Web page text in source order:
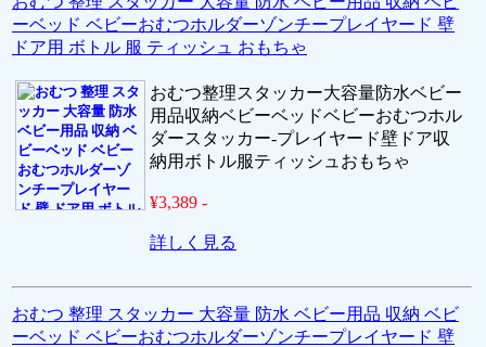
ーベッド ベビーおむつホルダーゾンチープレイヤード 壁
ドア用 ボトル 服 ティッシュ おもちゃ
おむつ整理スタッカー大容量防水ベビー
用品収納ベビーベッドベビーおむつホル
ダースタッカー-プレイヤード壁ドア収
納用ボトル服ティッシュおもちゃ
¥3,389 -
詳しく見る
おむつ 整理 スタッカー 大容量 防水 ベビー用品 収納 ベビ
ーベッド ベビーおむつホルダーゾンチープレイヤード 壁